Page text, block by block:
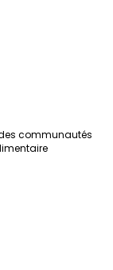
communautés